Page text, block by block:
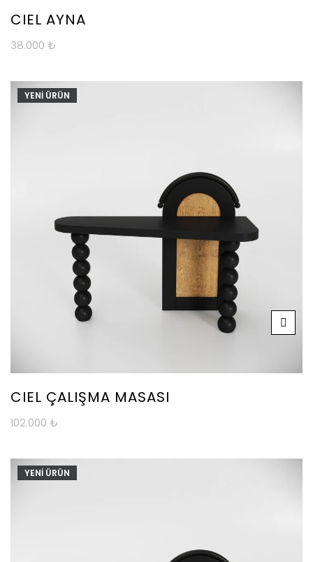
CIEL AYNA
38.000 ₺
YENİ ÜRÜN
CIEL ÇALIŞMA MASASI
102.000 ₺
YENİ ÜRÜN